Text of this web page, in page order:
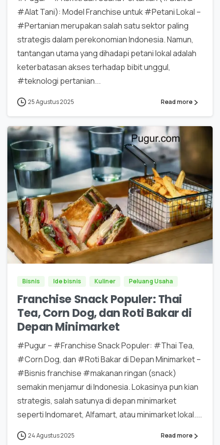
#Alat Tani): Model Franchise untuk #Petani Lokal –
#Pertanian merupakan salah satu sektor paling
strategis dalam perekonomian Indonesia. Namun,
tantangan utama yang dihadapi petani lokal adalah
keterbatasan akses terhadap bibit unggul,
#teknologi pertanian...
25 Agustus 2025 Read more
0 0
Bisnis Ide bisnis Kuliner Peluang Usaha
Franchise Snack Populer: Thai
Tea, Corn Dog, dan Roti Bakar di
Depan Minimarket
#Pugur – #Franchise Snack Populer: #Thai Tea,
#Corn Dog, dan #Roti Bakar di Depan Minimarket –
#Bisnis franchise #makanan ringan (snack)
semakin menjamur di Indonesia. Lokasinya pun kian
strategis, salah satunya di depan minimarket
seperti Indomaret, Alfamart, atau minimarket lokal....
24 Agustus 2025 Read more